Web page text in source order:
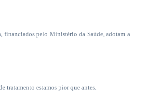
financiados pelo Ministério da Saúde, adotam a
tratamento estamos pior que antes.